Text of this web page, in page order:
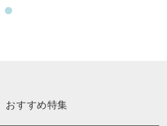
おすすめ特集